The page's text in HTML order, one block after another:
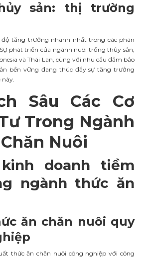
sản: thị trường
độ tăng trưởng nhanh nhất trong các phân
phát triển của ngành nuôi trồng thủy sản,
và Thái Lan, cùng với nhu cầu đảm bảo
bền vững đang thúc đẩy sự tăng trưởng
này.
Sâu Các Cơ
Trong Ngành
Nuôi
doanh tiềm
ngành thức ăn
ăn chăn nuôi quy
thức ăn chăn nuôi công nghiệp với công